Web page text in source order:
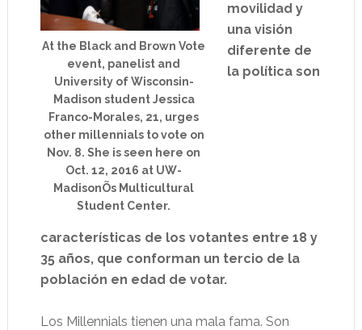
At the Black and Brown Vote
event, panelist and
University of Wisconsin-
Madison student Jessica
Franco-Morales, 21, urges
other millennials to vote on
Nov. 8. She is seen here on
Oct. 12, 2016 at UW-
MadisonÕs Multicultural
Student Center.
movilidad y
una visión
diferente de
la política son
características de los votantes entre 18 y
35 años, que conforman un tercio de la
población en edad de votar.
Los Millennials tienen una mala fama. Son